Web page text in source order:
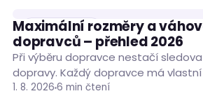
RADY A TIPY
Maximální rozměry a
dopravců – přehled 2026
Při výběru dopravce nestačí
dopravy. Každý dopravce má
hmotnost, rozměry i obvod zásilky a
1. 8. 2026 6 min čtení